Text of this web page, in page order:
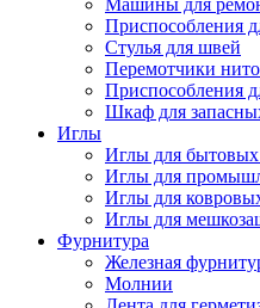
Приспособления
Стулья для швей
Перемотчики
Приспособления
Шкаф для
Иглы
Иглы для
Иглы для
Иглы для
Иглы для
Фурнитура
Железная
Молнии